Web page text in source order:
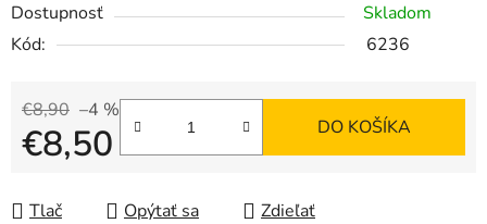
Dostupnosť
Skladom
Kód:
6236
€8,90 –4 %
€8,50 DO KOŠÍKA
Tlač Opýtať sa Zdieľať